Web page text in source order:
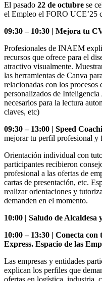
El pasado 22 de octubre se
el Empleo el FORO UCE’25
09:30 – 10:30 | Mejora tu
Profesionales de INAEM
recursos que ofrece para el
atractivo visualmente.
las herramientas de Canva
relacionadas con los
personalizados de
necesarios para la lectura
claves, etc)
09:30 – 13:00 | Speed
mejorar tu perfil profesional y
Orientación individual con
participantes recibieron
profesional a las ofertas de
cartas de presentación, etc.
realizar orientaciones y
demanden en el momento.
10:00 | Saludo de Alcaldesa
10:00 – 13:30 | Conecta
Express. Espacio de las
Las empresas y entidades
explican los perfiles que